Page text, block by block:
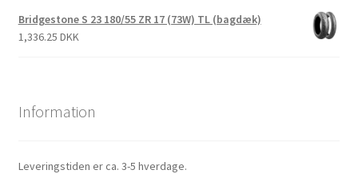
Bridgestone S 23 180/55 ZR 17 (73W) TL (bagdæk)
1,336.25 DKK
Information
Leveringstiden er ca. 3-5 hverdage.